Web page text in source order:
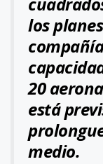
los
20
está
medio.